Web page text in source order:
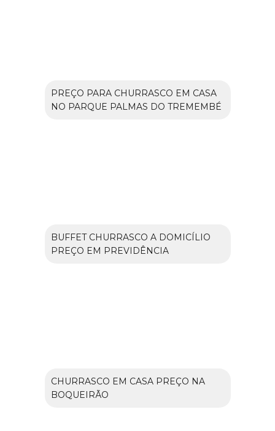
PREÇO PARA CHURRASCO EM CASA
NO PARQUE PALMAS DO TREMEMBÉ
BUFFET CHURRASCO A DOMICÍLIO
PREÇO EM PREVIDÊNCIA
CHURRASCO EM CASA PREÇO NA
BOQUEIRÃO